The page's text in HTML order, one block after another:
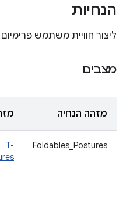
הנחיות
ליצור חוויית משתמש
מצבים
מזהה הנחיה
Foldables_Postures
T-